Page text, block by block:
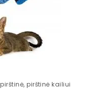
pirštinė kailiui